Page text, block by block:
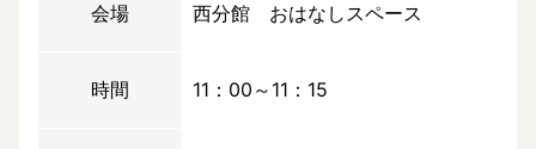
会場 西分館 おはなしスペース
時間 11：00～11：15